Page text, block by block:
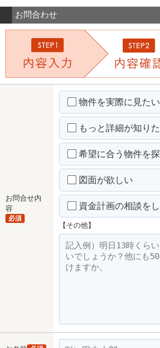
お問合わせ
お問合せ内
容
必須
物件を実際に見たい
もっと詳細が知り
希望に合う物件を
図面が欲しい
資金計画の相談を
【その他】